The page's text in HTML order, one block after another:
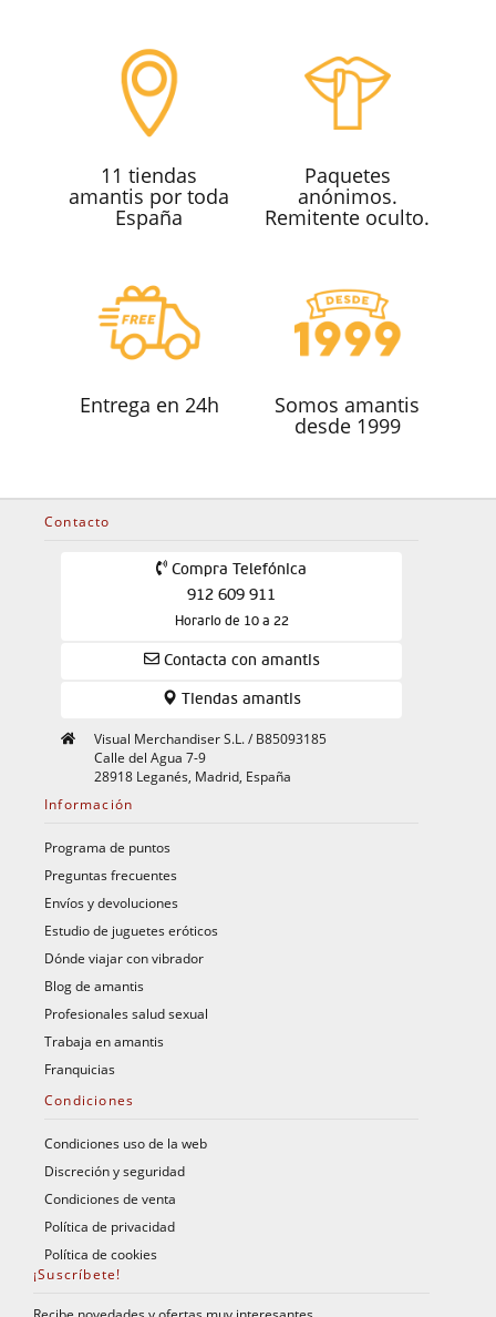
11 tiendas
amantis por toda
España
Paquetes
anónimos.
Remitente oculto.
Entrega en 24h Somos amantis
desde 1999
Contacto
Compra Telefónica
912 609 911
Horario de 10 a 22
Contacta con amantis
Tiendas amantis
Visual Merchandiser S.L. / B85093185
Calle del Agua 7-9
28918 Leganés, Madrid, España
Información
Programa de puntos
Preguntas frecuentes
Envíos y devoluciones
Estudio de juguetes eróticos
Dónde viajar con vibrador
Blog de amantis
Profesionales salud sexual
Trabaja en amantis
Franquicias
Condiciones
Condiciones uso de la web
Discreción y seguridad
Condiciones de venta
Política de privacidad
Política de cookies
¡Suscríbete!
Recibe novedades y ofertas muy interesantes.